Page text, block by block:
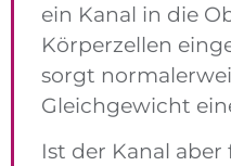
ein Kanal in die
Körperzellen
sorgt
Gleichgewicht
Ist der Kanal